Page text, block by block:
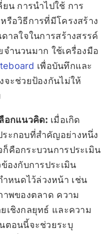
น การนำไปใช้ การ
รือวิธีการที่มีโครงสร้าง
าลใจในการสร้างสรรค์
จำนวนมาก ใช้เครื่องมือ
เพื่อบันทึกและ
จะช่วยป้องกันไม่ให้
อกแนวคิด: เมื่อเกิด
ะกอบที่สำคัญอย่างหนึ่ง
คือกระบวนการประเมิน
องกับการประเมิน
หนดไว้ล่วงหน้า เช่น
าพของตลาด ความ
เชิงกลยุทธ์ และความ
ตอนนี้จะช่วยระบุ